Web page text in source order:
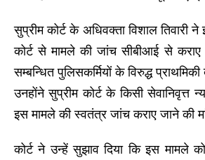
सुप्रीम कोर्ट के अधिवक्ता विशाल तिवारी
कोर्ट से मामले की जांच सीबीआई से
सम्बन्धित पुलिसकर्मियों के विरुद्ध
उनहोंने सुप्रीम कोर्ट के किसी सेवानिवृत्त
इस मामले की स्वतंत्र जांच कराए जाने की
कोर्ट ने उन्हें सुझाव दिया कि इस मामले